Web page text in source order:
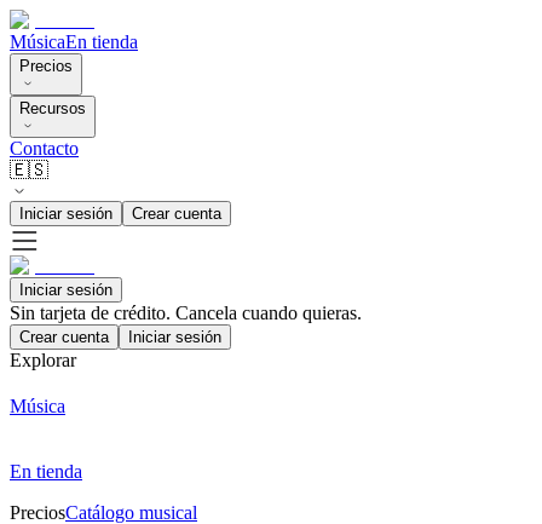
MúsicaEn tienda
Precios
Recursos
Contacto
🇪🇸
Iniciar sesión Crear cuenta
Iniciar sesión
Sin tarjeta de crédito. Cancela cuando quieras.
Crear cuenta Iniciar sesión
Explorar
Música
En tienda
PreciosCatálogo musical